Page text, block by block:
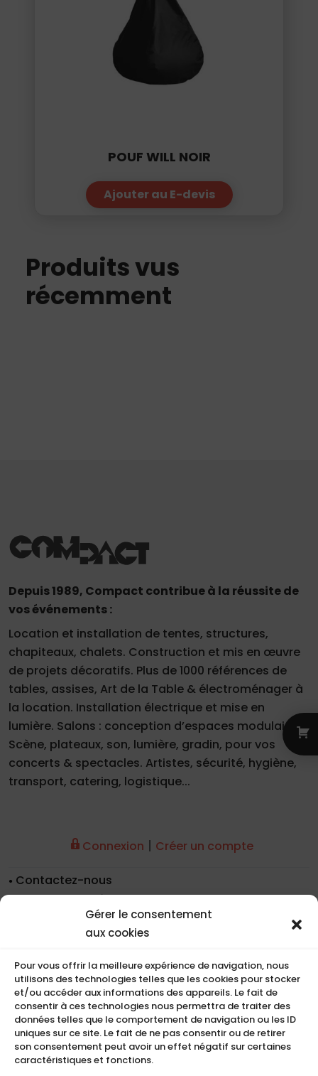
Gérer le consentement
aux cookies
Pour vous offrir la meilleure expérience de navigation, nous
utilisons des technologies telles que les cookies pour stocker
et/ou accéder aux informations des appareils. Le fait de
consentir à ces technologies nous permettra de traiter des
données telles que le comportement de navigation ou les ID
uniques sur ce site. Le fait de ne pas consentir ou de retirer
son consentement peut avoir un effet négatif sur certaines
caractéristiques et fonctions.
POUF WILL NOIR
Ajouter au E-devis
Produits vus
récemment
Depuis 1989, Compact contribue à la réussite de
vos événements :
Location et installation de tentes, structures,
chapiteaux, chalets. Construction et mis en œuvre
de projets décoratifs. Plus de 1000 références de
tables, assises, Art de la Table & électroménager à
la location. Installation électrique et mise en
lumière. Salons : conception d’espaces modulaires.
Scène, plateaux, son, lumière, gradin, pour vos
concerts & spectacles. Artistes, sécurité, hygiène,
transport, catering, logistique...
Connexion | Créer un compte
Contactez-nous
Nos coordonnées
Nos références
Recrutement
CGU
Mentions légales
Politique de cookies (UE)
COMPACT